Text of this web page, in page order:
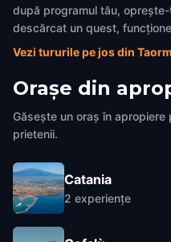
după programul tău,
descărcat un quest,
Vezi tururile pe jos din
Orașe din
Găsește un oraș în
prietenii.
Catania
2 experiențe